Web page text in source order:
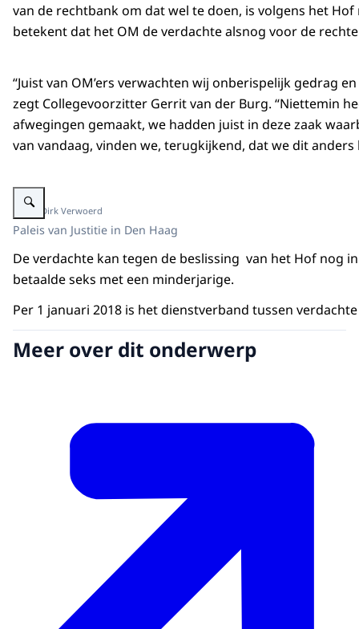
van de rechtbank om dat wel te doen, is volgens het
betekent dat het OM de verdachte alsnog voor de
“Juist van OM’ers verwachten wij onberispelijk gedrag
zegt Collegevoorzitter Gerrit van der Burg. “Niettemin
afwegingen gemaakt, we hadden juist in deze zaak
van vandaag, vinden we, terugkijkend, dat we dit
Vergroot afbeelding alt=""
Beeld: Dirk Verwoerd
Paleis van Justitie in Den Haag
De verdachte kan tegen de beslissing van het Hof nog
betaalde seks met een minderjarige.
Per 1 januari 2018 is het dienstverband tussen
Meer over dit onderwerp